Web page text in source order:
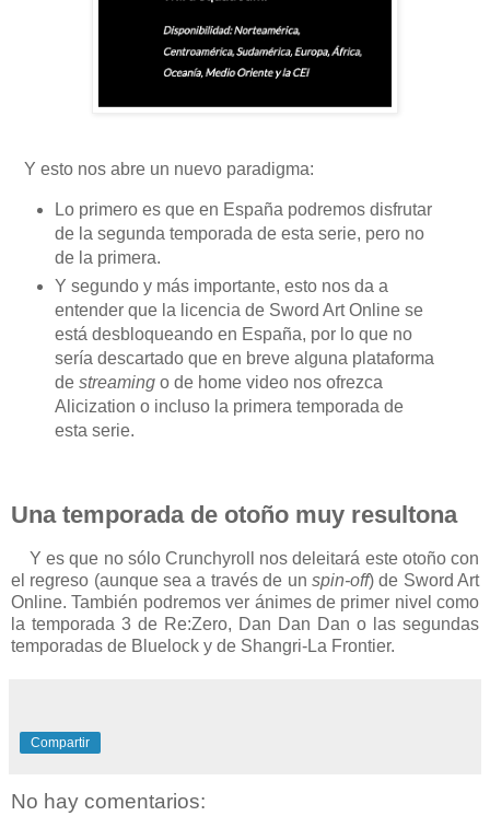
Y esto nos abre un nuevo paradigma:
Lo primero es que en España podremos disfrutar
de la segunda temporada de esta serie, pero no
de la primera.
Y segundo y más importante, esto nos da a
entender que la licencia de Sword Art Online se
está desbloqueando en España, por lo que no
sería descartado que en breve alguna plataforma
de streamingo de home video nos ofrezca
Alicization o incluso la primera temporada de
esta serie.
Una temporada de otoño muy resultona
Y es que no sólo Crunchyroll nos deleitará este otoño con
el regreso (aunque sea a través de un spin-off) de Sword Art
Online. También podremos ver ánimes de primer nivel como
la temporada 3 de Re:Zero, Dan Dan Dan o las segundas
temporadas de Bluelock y de Shangri-La Frontier.
Compartir
No hay comentarios: